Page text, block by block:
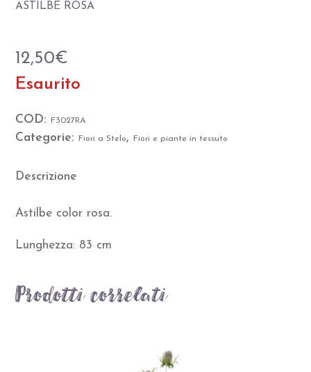
ASTILBE ROSA
12,50€
Esaurito
COD: F3027RA
Categorie: Fiori a Stelo, Fiori e piante in tessuto
Descrizione
Astilbe color rosa.
Lunghezza: 83 cm
Prodotti correlati